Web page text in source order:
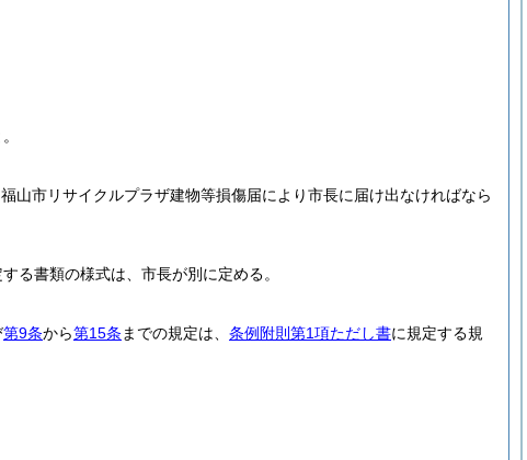
山市リサイクルプラザ建物等損傷届により市長に届け出なければなら
る書類の様式は、市長が別に定める。
第9条から第15条 までの規定は、 条例附則第1項ただし書に規定する規